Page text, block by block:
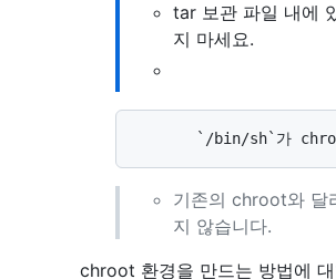
tar 보관 파일 내에
지 마세요.
기존의 chroot와 달
지 않습니다.
chroot 환경을 만드는 방법에